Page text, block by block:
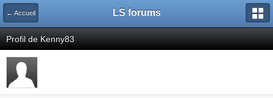
← Accueil LS forums
Profil de Kenny83